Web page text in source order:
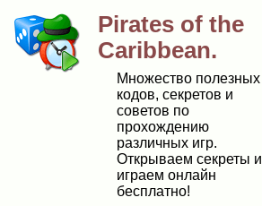
Pirates of the
Caribbean.
Множество полезных
кодов, секретов и
советов по
прохождению
различных игр.
Открываем секреты и
играем онлайн
бесплатно!